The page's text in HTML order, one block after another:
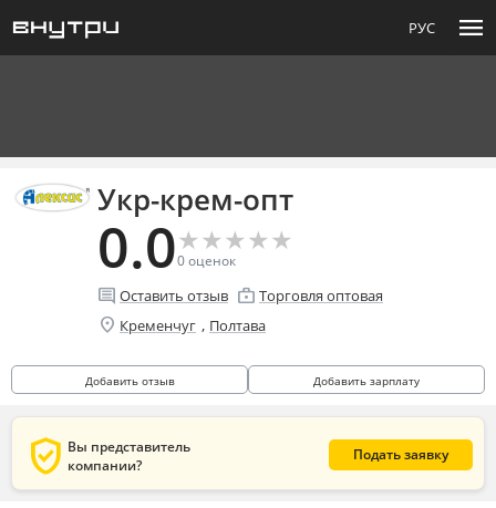
РУС menu
Укр-крем-опт
0.0★
★★
★★
★★
★★
★
0оценок
comment Оставить отзыв enterprise Торговля оптовая
location_on Кременчуг , Полтава
Добавить отзыв Добавить зарплату
verified_user Вы представитель
компании?
Подать заявку